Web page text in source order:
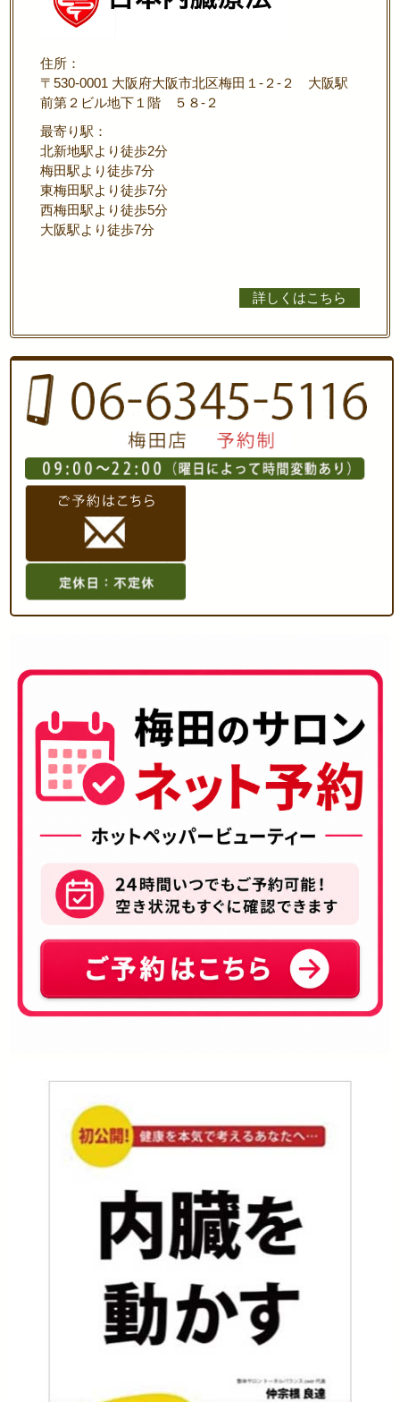
住所：
〒530-0001 大阪府大阪市北区梅田１-２-２ 大阪駅
前第２ビル地下１階 ５８-２
最寄り駅：
北新地駅より徒歩2分
梅田駅より徒歩7分
東梅田駅より徒歩7分
西梅田駅より徒歩5分
大阪駅より徒歩7分
詳しくはこちら